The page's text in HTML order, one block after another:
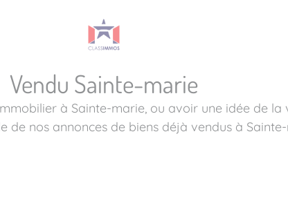
Vendu Sainte-marie
à Sainte-marie, ou avoir une idée de
de nos annonces de biens déjà vendus à